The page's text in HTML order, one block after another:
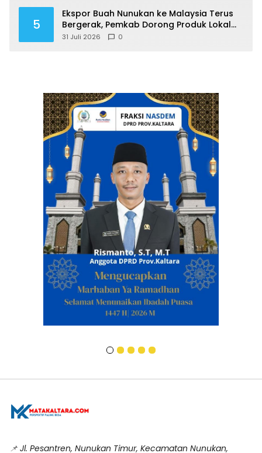
5
Ekspor Buah Nunukan ke Malaysia Terus
Bergerak, Pemkab Dorong Produk Lokal
Naik Kelas
31 Juli 2026 0
📌 Jl. Pesantren, Nunukan Timur, Kecamatan Nunukan,